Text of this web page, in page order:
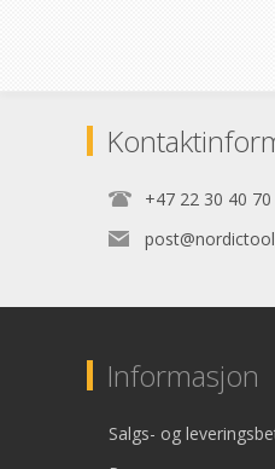
+47 22 30 40 70
Informasjon
Salgs- og